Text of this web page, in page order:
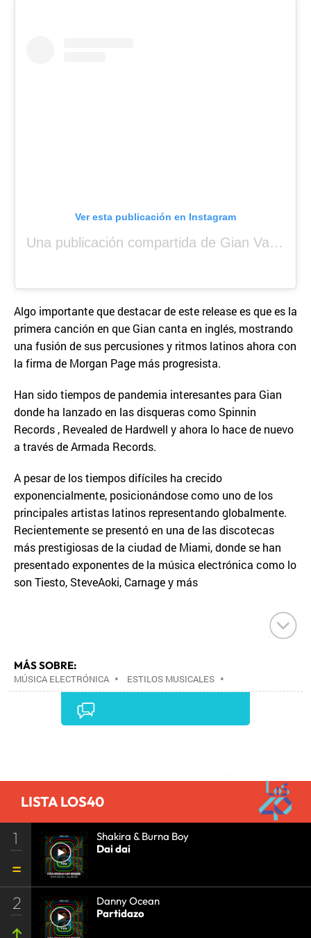
Ver esta publicación en Instagram
Una publicación compartida de Gian Varela (@gianvarela)
Algo importante que destacar de este release es que es la
primera canción en que Gian canta en inglés, mostrando
una fusión de sus percusiones y ritmos latinos ahora con
la firma de Morgan Page más progresista.
Han sido tiempos de pandemia interesantes para Gian
donde ha lanzado en las disqueras como Spinnin
Records , Revealed de Hardwell y ahora lo hace de nuevo
a través de Armada Records.
A pesar de los tiempos difíciles ha crecido
exponencialmente, posicionándose como uno de los
principales artistas latinos representando globalmente.
Recientemente se presentó en una de las discotecas
más prestigiosas de la ciudad de Miami, donde se han
presentado exponentes de la música electrónica como lo
son Tiesto, SteveAoki, Carnage y más
MÁS SOBRE:
MÚSICA ELECTRÓNICA • ESTILOS MUSICALES •
•
LISTA LOS40
1
Shakira & Burna Boy
Dai dai
2
Danny Ocean
Partidazo